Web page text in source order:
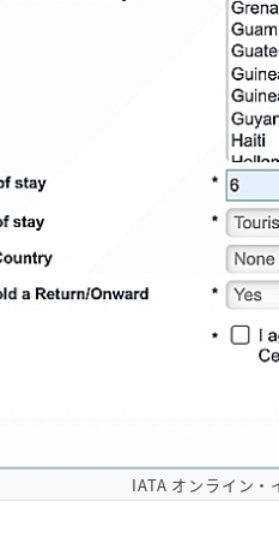
IATA オンライン